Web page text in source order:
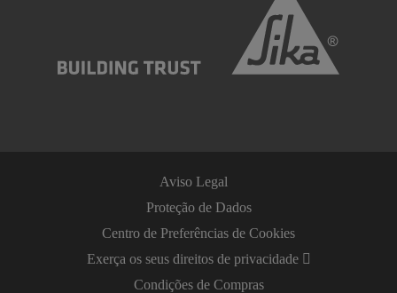
Aviso Legal
Proteção de Dados
Centro de Preferências de Cookies
Exerça os seus direitos de privacidade
Condições de Compras